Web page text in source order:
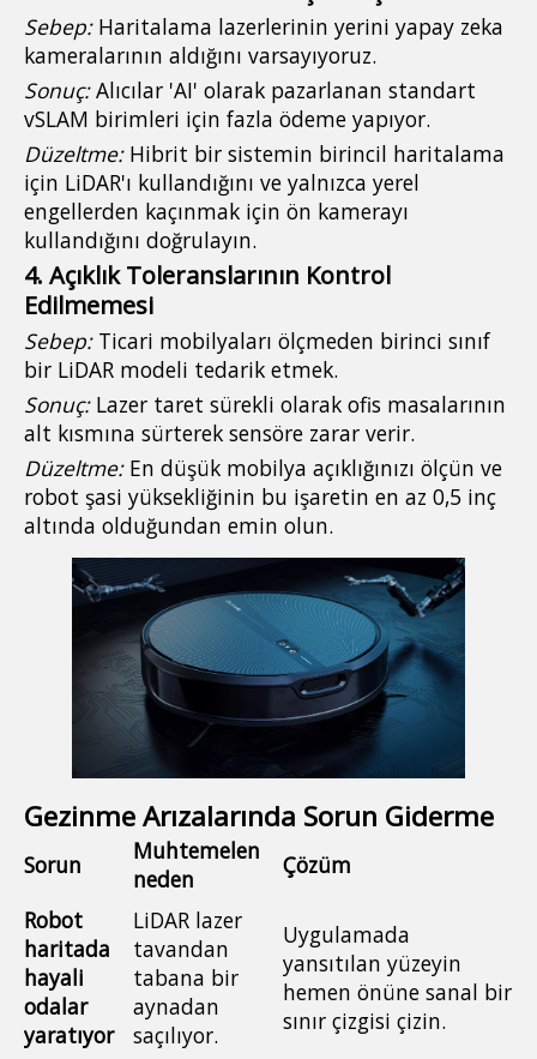
Sebep: Haritalama lazerlerinin yerini yapay zeka
kameralarının aldığını varsayıyoruz.
Sonuç:Alıcılar 'AI' olarak pazarlanan standart
vSLAM birimleri için fazla ödeme yapıyor.
Düzeltme: Hibrit bir sistemin birincil haritalama
için LiDAR'ı kullandığını ve yalnızca yerel
engellerden kaçınmak için ön kamerayı
kullandığını doğrulayın.
4. Açıklık Toleranslarının Kontrol
Edilmemesi
Sebep: Ticari mobilyaları ölçmeden birinci sınıf
bir LiDAR modeli tedarik etmek.
Sonuç: Lazer taret sürekli olarak ofis masalarının
alt kısmına sürterek sensöre zarar verir.
Düzeltme: En düşük mobilya açıklığınızı ölçün ve
robot şasi yüksekliğinin bu işaretin en az 0,5 inç
altında olduğundan emin olun.
Gezinme Arızalarında Sorun Giderme
Sorun
Muhtemelen
neden
Çözüm
Robot
haritada
hayali
odalar
yaratıyor
LiDAR lazer
tavandan
tabana bir
aynadan
saçılıyor.
Uygulamada
yansıtılan yüzeyin
hemen önüne sanal bir
sınır çizgisi çizin.